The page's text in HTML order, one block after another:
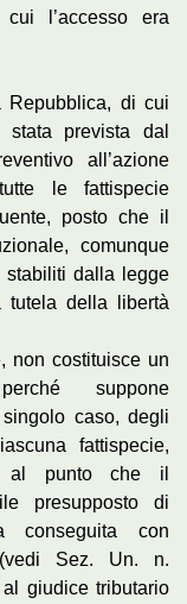
l’accesso era
Repubblica, di cui
prevista dal
all’azione
le fattispecie
posto che il
comunque
stabiliti dalla legge
tutela della libertà
non costituisce un
suppone
singolo caso, degli
fattispecie,
al punto che il
presupposto di
conseguita con
(vedi Sez. Un. n.
giudice tributario